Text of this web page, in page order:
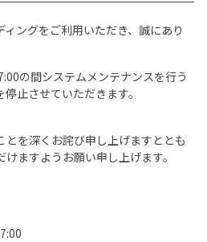
ングをご利用いただき、誠にあり
の間システムメンテナンスを行う
止させていただきます。
とを深くお詫び申し上げますととも
ますようお願い申し上げます。